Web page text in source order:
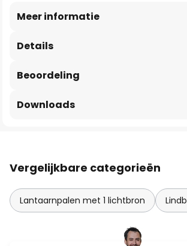
Details
Meer informatie
Beoordeling
Downloads
Vergelijkbare categorieën
Lantaarnpalen met 1 lichtbron